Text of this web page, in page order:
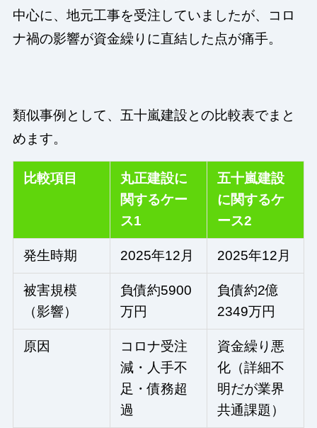
中心に、地元工事を受注していましたが、コロ
ナ禍の影響が資金繰りに直結した点が痛手。
類似事例として、五十嵐建設との比較表でまと
めます。
比較項目
丸正建設に
関するケー
ス1
五十嵐建設
に関するケ
ース2
発生時期 2025年12月 2025年12月
被害規模
（影響）
負債約5900
万円
負債約2億
2349万円
原因
コロナ受注
減・人手不
足・債務超
過
資金繰り悪
化（詳細不
明だが業界
共通課題）